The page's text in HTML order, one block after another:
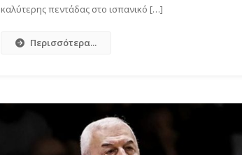
καλύτερης πεντάδας στο ισπανικό […]
Περισσότερα...